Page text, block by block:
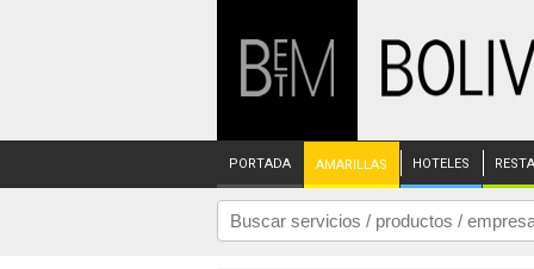
PORTADA AMARILLAS HOTELES